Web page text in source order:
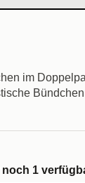
im
noch 1